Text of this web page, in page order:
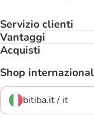
Servizio clienti
Vantaggi
Acquisti
Shop
bitiba.it / it